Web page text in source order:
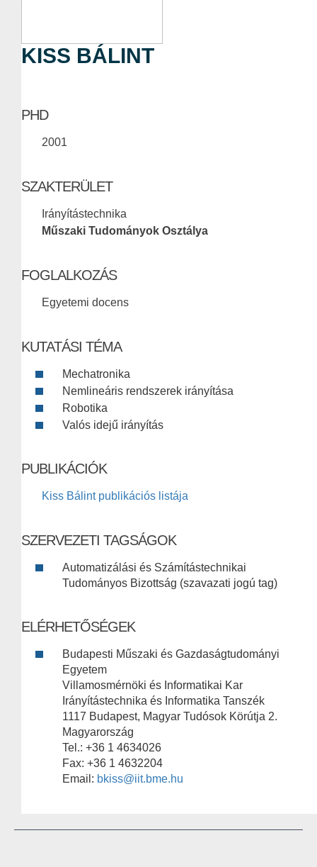
KISS BÁLINT
PHD
2001
SZAKTERÜLET
Irányítástechnika
Műszaki Tudományok Osztálya
FOGLALKOZÁS
Egyetemi docens
KUTATÁSI TÉMA
Mechatronika
Nemlineáris rendszerek irányítása
Robotika
Valós idejű irányítás
PUBLIKÁCIÓK
Kiss Bálint publikációs listája
SZERVEZETI TAGSÁGOK
Automatizálási és Számítástechnikai
Tudományos Bizottság (szavazati jogú tag)
ELÉRHETŐSÉGEK
Budapesti Műszaki és Gazdaságtudományi
Egyetem
Villamosmérnöki és Informatikai Kar
Irányítástechnika és Informatika Tanszék
1117 Budapest, Magyar Tudósok Körútja 2.
Magyarország
Tel.: +36 1 4634026
Fax: +36 1 4632204
Email: bkiss@iit.bme.hu